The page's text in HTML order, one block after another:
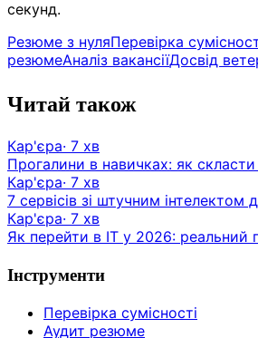
секунд.
Резюме з нуляПеревірка
резюмеАналіз вакансіїДосвід
Читай також
Кар'єра· 7 хв
Прогалини в навичках: як
Кар'єра· 7 хв
7 сервісів зі штучним
Кар'єра· 7 хв
Як перейти в ІТ у 2026: реальний
Інструменти
Перевірка сумісності
Аудит резюме